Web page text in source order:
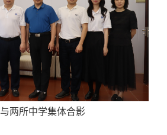
与两所中学集体合影